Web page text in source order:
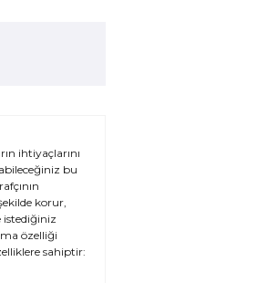
ihtiyaçlarını
bu
korur,
istediğiniz
özelliği
sahiptir: